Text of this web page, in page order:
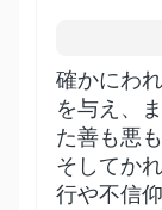
確かにわ
を与え、
た善も悪
そしてか
行や不信